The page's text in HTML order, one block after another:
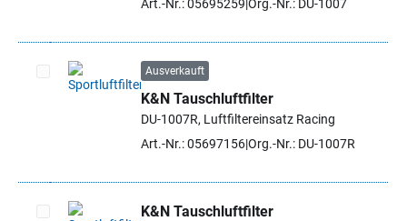
Art.-Nr.: 05695259 Org.-Nr.: DU-1007
Artikel auswählen
Ausverkauft
K&N Tauschluftfilter
DU-1007R, Luftfiltereinsatz Racing
Art.-Nr.: 05697156Org.-Nr.: DU-1007R
K&N Tauschluftfilter